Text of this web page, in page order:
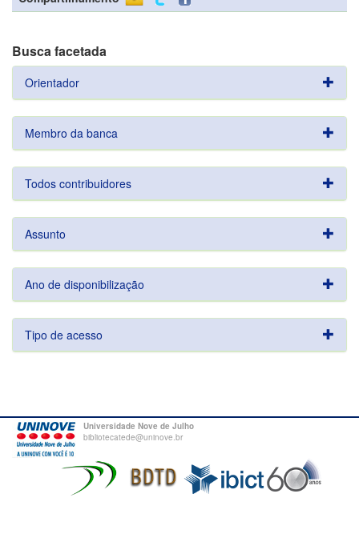
Busca facetada
Orientador
Membro da banca
Todos contribuidores
Assunto
Ano de disponibilização
Tipo de acesso
Universidade Nove de Julho
bibliotecatede@uninove.br